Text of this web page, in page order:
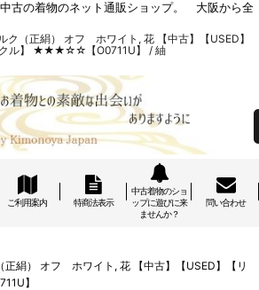
古の着物のネット通販ショップ。 大阪から全
ク（正絹） オフ ホワイト, 花 【中古】【USED】
クル】 ★★★☆☆【O0711U】 / 紬
ご利用案内 特商法表示
中古着物のショ
ップに遊びに来
ませんか？
問い合わせ
正絹） オフ ホワイト, 花 【中古】【USED】【リ
】